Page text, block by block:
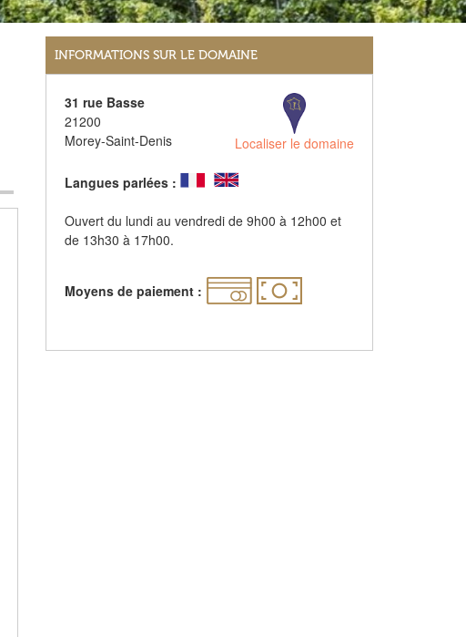
INFORMATIONS SUR LE DOMAINE
31 rue Basse
21200
Morey-Saint-Denis
Localiser le domaine
Langues parlées :
Ouvert du lundi au vendredi de 9h00 à 12h00 et
de 13h30 à 17h00.
Moyens de paiement :